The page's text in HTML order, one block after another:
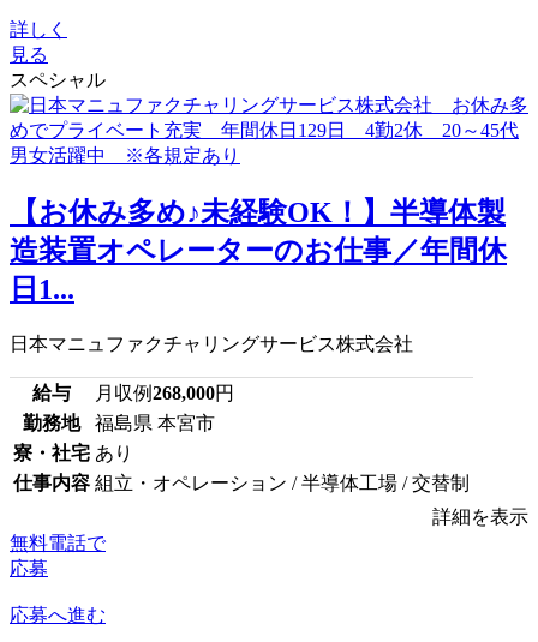
詳しく
見る
スペシャル
【お休み多め♪未経験OK！】半導体製
造装置オペレーターのお仕事／年間休
日1...
日本マニュファクチャリングサービス株式会社
給与 月収例268,000円
勤務地
福島県 本宮市
寮・社宅 あり
仕事内容 組立・オペレーション / 半導体工場 / 交替制
詳細を表示
無料電話で
応募
応募へ進む